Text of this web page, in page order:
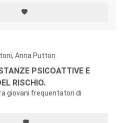
Anna Putton
PSICOATTIVE E
RISCHIO.
giovani frequentatori di